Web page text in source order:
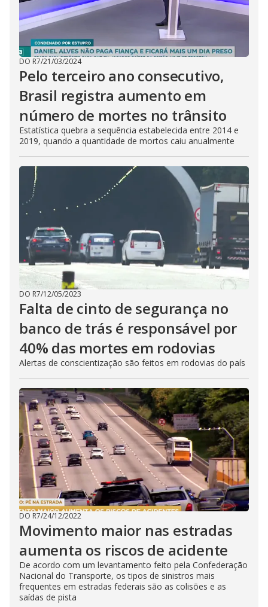
DO R7/21/03/2024
Pelo terceiro ano consecutivo,
Brasil registra aumento em
número de mortes no trânsito
Estatística quebra a sequência estabelecida entre 2014 e
2019, quando a quantidade de mortos caiu anualmente
DO R7/12/05/2023
Falta de cinto de segurança no
banco de trás é responsável por
40% das mortes em rodovias
Alertas de conscientização são feitos em rodovias do país
DO R7/24/12/2022
Movimento maior nas estradas
aumenta os riscos de acidente
De acordo com um levantamento feito pela Confederação
Nacional do Transporte, os tipos de sinistros mais
frequentes em estradas federais são as colisões e as
saídas de pista